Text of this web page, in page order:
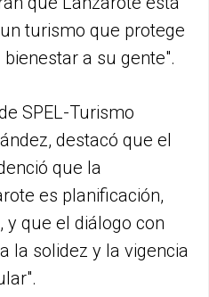
turismo que protege
a su gente".
SPEL-Turismo
destacó que el
que la
es planificación,
y que el diálogo con
la solidez y la vigencia